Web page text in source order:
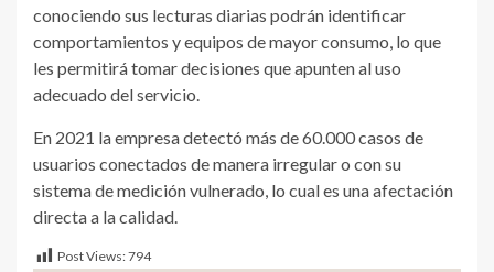
conociendo sus lecturas diarias podrán identificar
comportamientos y equipos de mayor consumo, lo que
les permitirá tomar decisiones que apunten al uso
adecuado del servicio.
En 2021 la empresa detectó más de 60.000 casos de
usuarios conectados de manera irregular o con su
sistema de medición vulnerado, lo cual es una afectación
directa a la calidad.
Post Views:794